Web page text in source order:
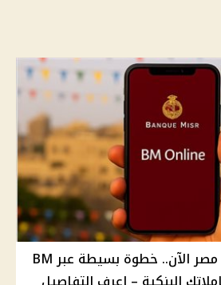
رسالة عاجلة من بنك مصر الآن.. خطوة بسيطة عبر BM